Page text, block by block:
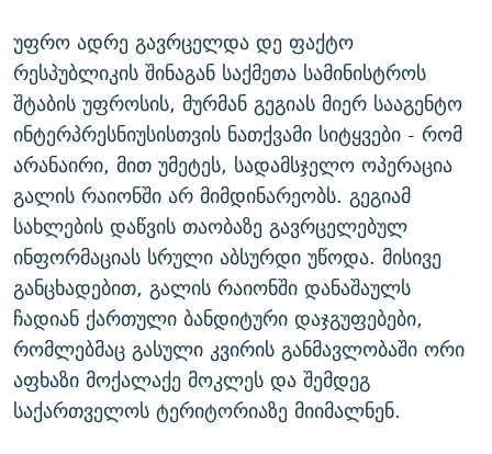
უფრო ადრე გავრცელდა დე ფაქტო
რესპუბლიკის შინაგან საქმეთა სამინისტროს
შტაბის უფროსის, მურმან გეგიას მიერ სააგენტო
ინტერპრესნიუსისთვის ნათქვამი სიტყვები - რომ
არანაირი, მით უმეტეს, სადამსჯელო ოპერაცია
გალის რაიონში არ მიმდინარეობს. გეგიამ
სახლების დაწვის თაობაზე გავრცელებულ
ინფორმაციას სრული აბსურდი უწოდა. მისივე
განცხადებით, გალის რაიონში დანაშაულს
ჩადიან ქართული ბანდიტური დაჯგუფებები,
რომლებმაც გასული კვირის განმავლობაში ორი
აფხაზი მოქალაქე მოკლეს და შემდეგ
საქართველოს ტერიტორიაზე მიიმალნენ.